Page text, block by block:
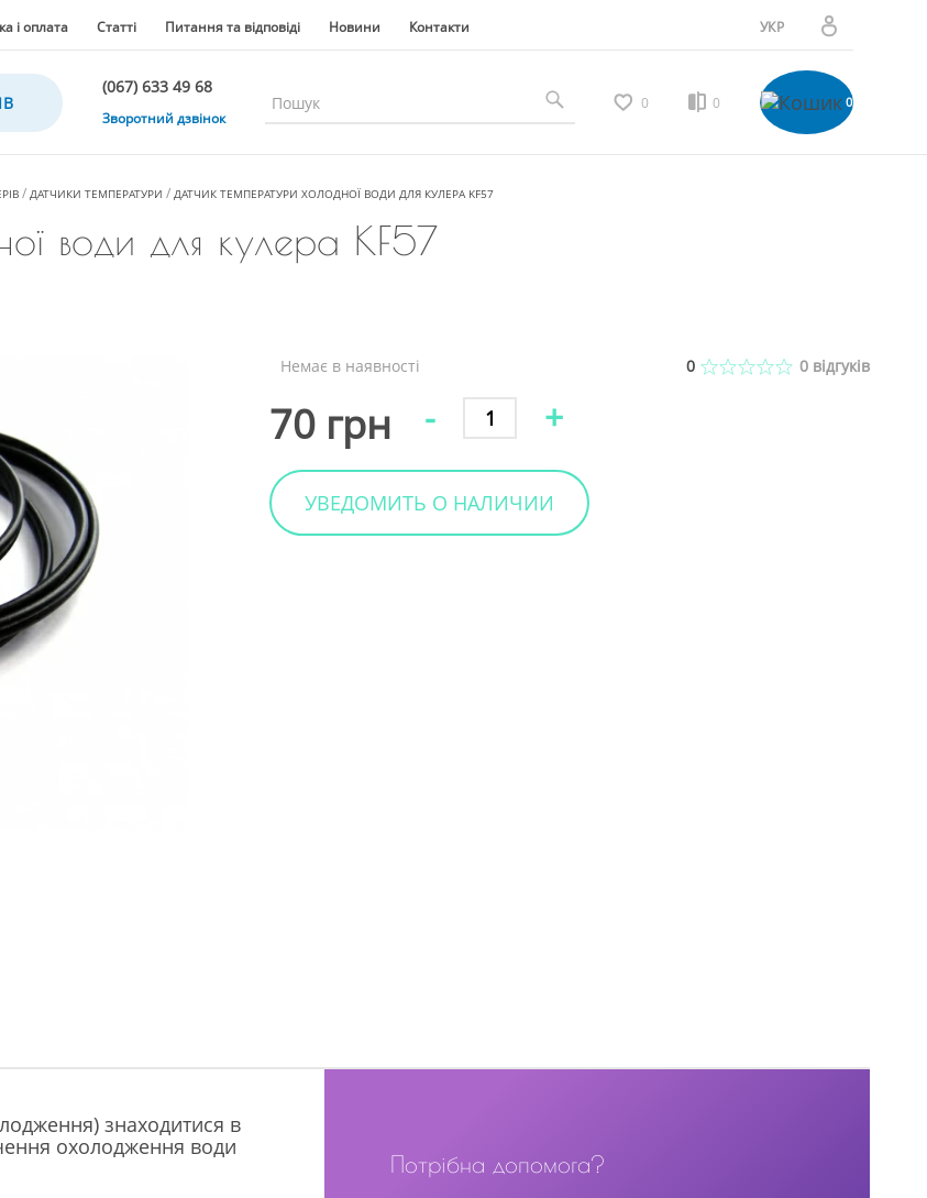
і оплата Статті Питання та відповіді Новини Контакти
УКР
РУС
Особистий кабінет
(067) 633 49 68
(067) 633 49 68
(067) 635 35 36
(050) 300 35 36
(044) 390 35 36
Зворотний дзвінок
0 0 0
ДАТЧИКИ ТЕМПЕРАТУРИ ДАТЧИК ТЕМПЕРАТУРИ ХОЛОДНОЇ ВОДИ ДЛЯ КУЛЕРА KF57
води для кулера KF57
Немає в наявності 0 0 відгуків
70 грн - +
УВЕДОМИТЬ О НАЛИЧИИ
Потрібна допомога?
знаходитися в
охолодження води